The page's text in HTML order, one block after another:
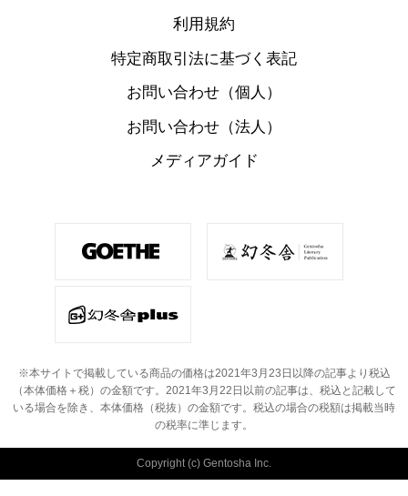
利用規約
特定商取引法に基づく表記
お問い合わせ（個人）
お問い合わせ（法人）
メディアガイド
※本サイトで掲載している商品の価格は2021年3月23日以降の記事より税込
（本体価格＋税）の金額です。 2021年3月22日以前の記事は、税込と記載して
いる場合を除き、本体価格（税抜）の金額です。 税込の場合の税額は掲載当時
の税率に準じます。
Copyright (c) Gentosha Inc.